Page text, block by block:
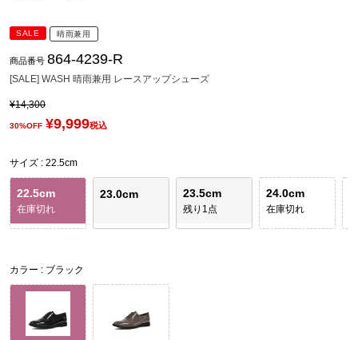
SALE 晴雨兼用
商品番号 864-4239-R
[SALE] WASH 晴雨兼用 レースアップシューズ
¥14,300
30%OFF ¥9,999税込
サイズ 22.5cm
22.5cm
在庫切れ
23.0cm 23.5cm
残り1点
24.0cm
在庫切れ
カラー ブラック